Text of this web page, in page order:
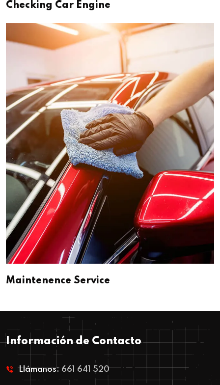
Checking Car Engine
Maintenence Service
Información de Contacto
Llámanos: 661 641 520